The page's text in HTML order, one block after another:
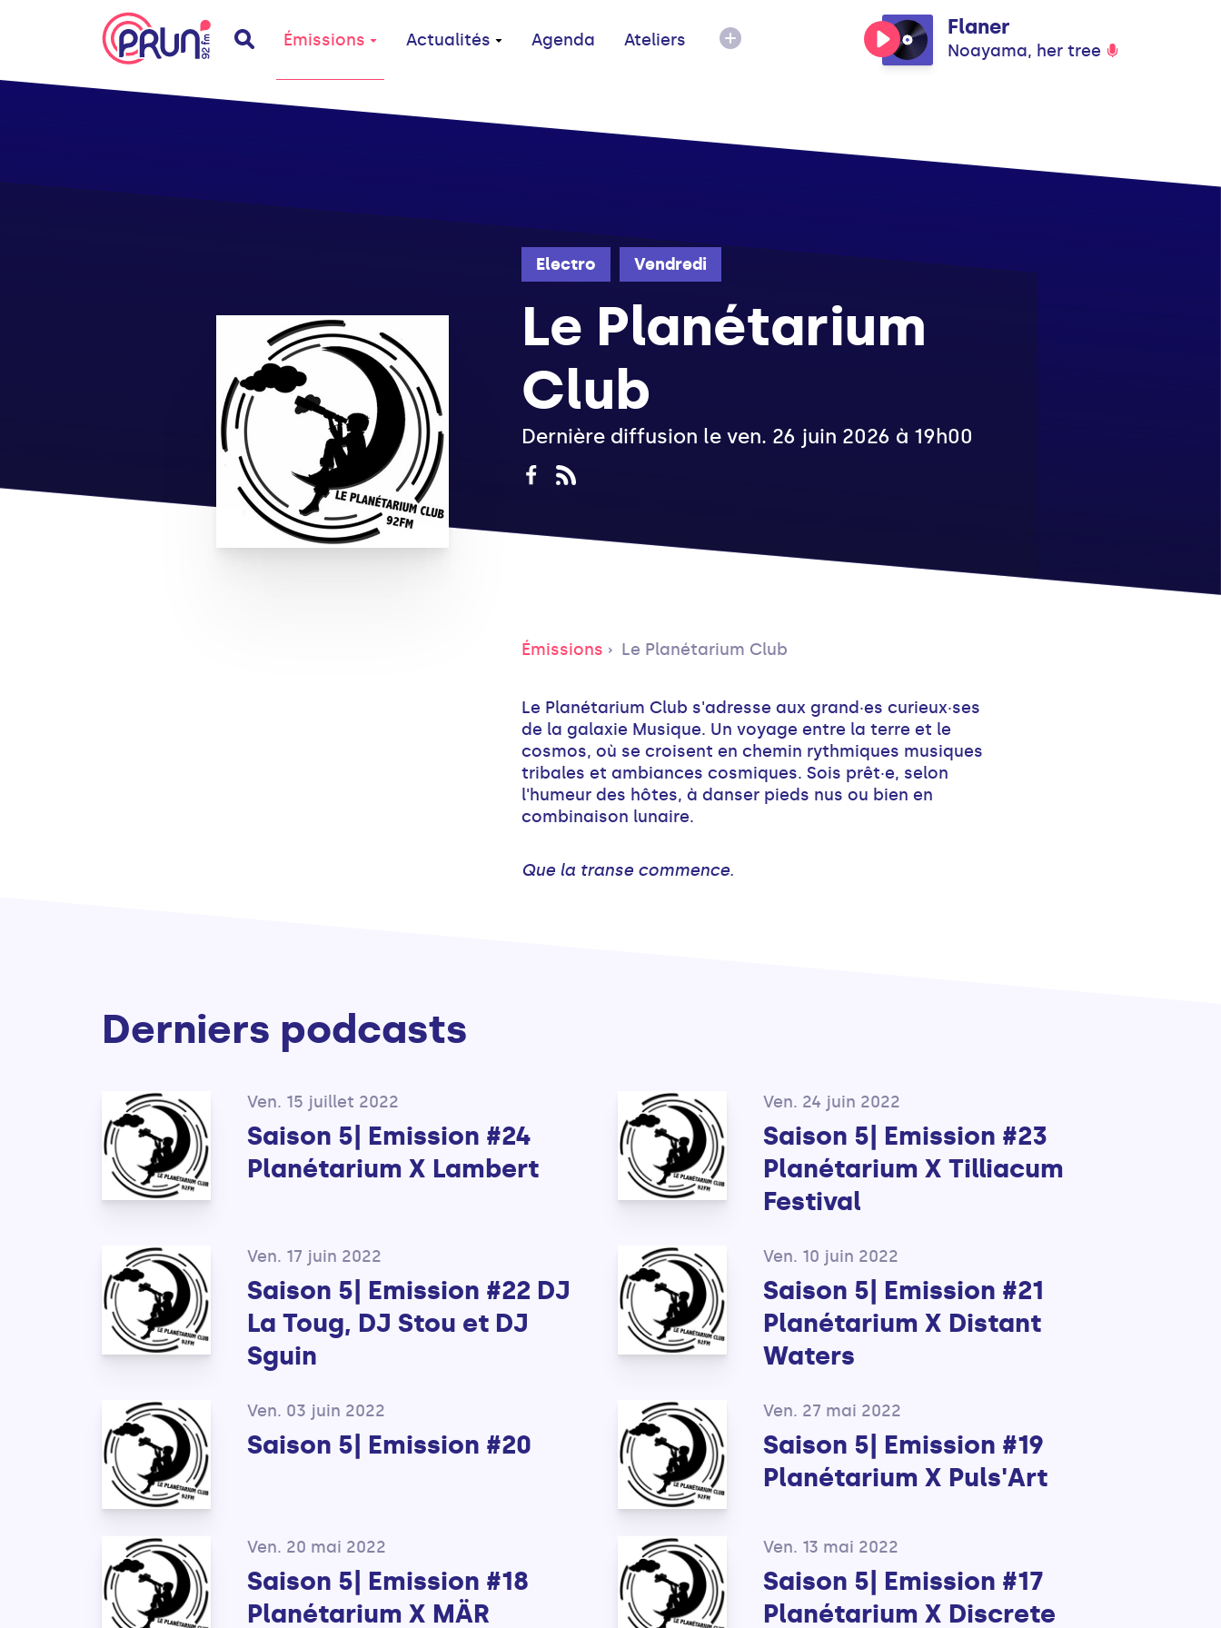
Émissions Actualités Agenda Ateliers
Flaner
Noayama, her tree
Electro Vendredi
Le Planétarium
Club
Dernière diffusion le ven. 26 juin 2026 à 19h00
Émissions Le Planétarium Club
Le Planétarium Club s'adresse aux grand·es curieux·ses
de la galaxie Musique. Un voyage entre la terre et le
cosmos, où se croisent en chemin rythmiques musiques
tribales et ambiances cosmiques. Sois prêt·e, selon
l'humeur des hôtes, à danser pieds nus ou bien en
combinaison lunaire.
Que la transe commence.
Derniers podcasts
Ven. 15 juillet 2022
Saison 5| Emission #24
Planétarium X Lambert
Ven. 24 juin 2022
Saison 5| Emission #23
Planétarium X Tilliacum
Festival
Ven. 17 juin 2022
Saison 5| Emission #22 DJ
La Toug, DJ Stou et DJ
Sguin
Ven. 10 juin 2022
Saison 5| Emission #21
Planétarium X Distant
Waters
Ven. 03 juin 2022
Saison 5| Emission #20
Ven. 27 mai 2022
Saison 5| Emission #19
Planétarium X Puls'Art
Ven. 20 mai 2022
Saison 5| Emission #18
Planétarium X MÄR
Ven. 13 mai 2022
Saison 5| Emission #17
Planétarium X Discrete